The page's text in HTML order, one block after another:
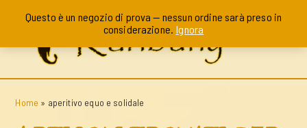
Home » aperitivo equo e solidale
Questo è un negozio di prova — nessun ordine sarà preso in
considerazione. Ignora